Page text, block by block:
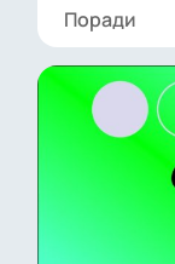
Поради